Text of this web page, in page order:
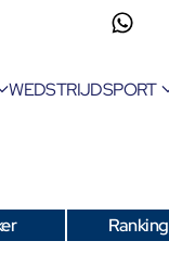
WEDSTRIJDSPORT
Ranking